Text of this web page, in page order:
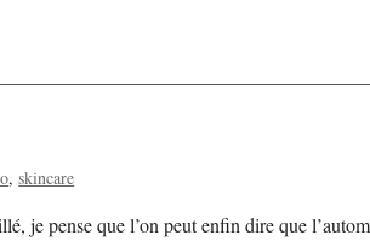
skincare
je pense que l’on peut enfin dire que